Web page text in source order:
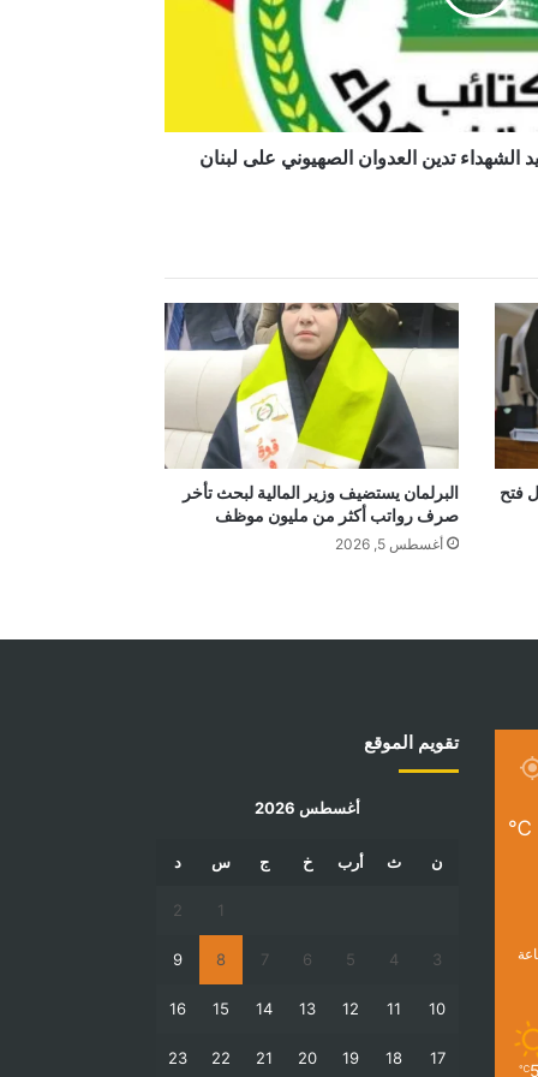
الشهداء تدين العدوان الصهيوني على لبنان
فتح
البرلمان يستضيف وزير المالية لبحث تأخر
صرف رواتب أكثر من مليون موظف
أغسطس 5, 2026
℃
℃
تقويم الموقع
أغسطس 2026
ن ث أرب خ ج س د
1
2
3
4
5
6
7
8
9
10
11
12
13
14
15
16
17
18
19
20
21
22
23